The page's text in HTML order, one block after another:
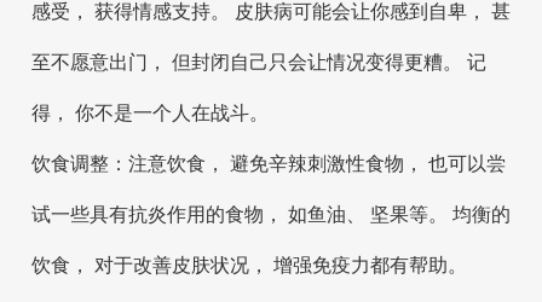
感受， 获得情感支持。 皮肤病可能会让你感到自卑， 甚
至不愿意出门， 但封闭自己只会让情况变得更糟。 记
得， 你不是一个人在战斗。
饮食调整：注意饮食， 避免辛辣刺激性食物， 也可以尝
试一些具有抗炎作用的食物， 如鱼油、 坚果等。 均衡的
饮食， 对于改善皮肤状况， 增强免疫力都有帮助。